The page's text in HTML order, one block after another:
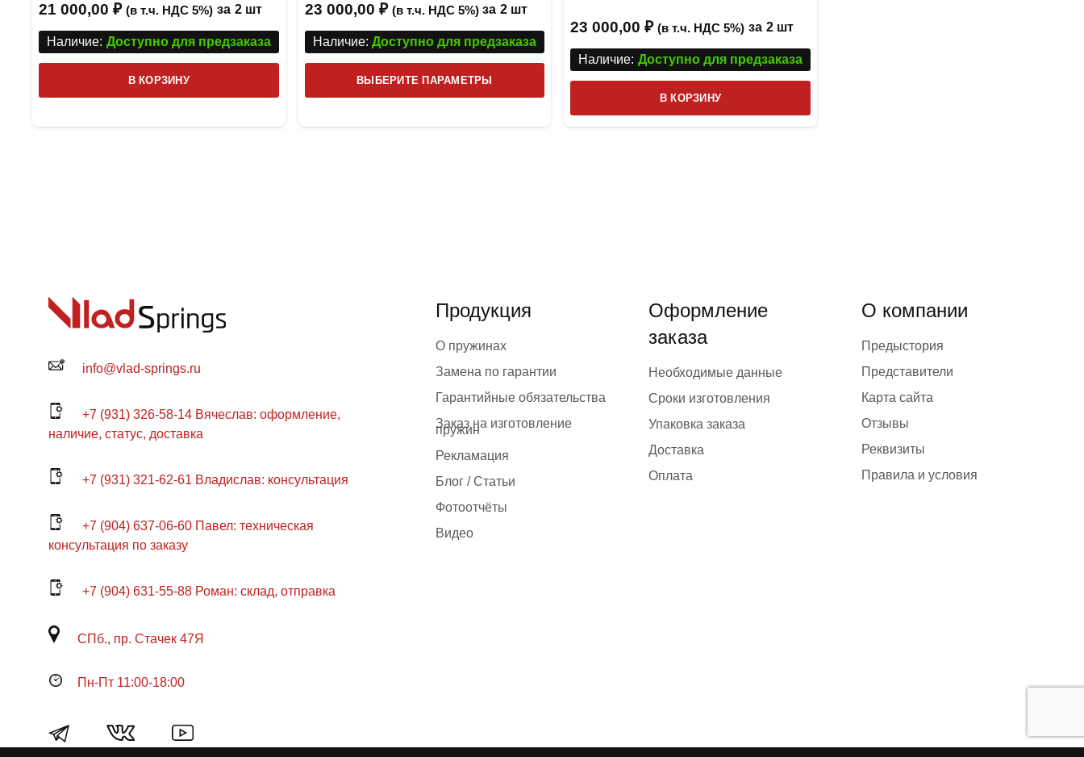
21 000,00 ₽ (в т.ч. НДС 5%) за 2 шт
Наличие: Доступно для предзаказа
В КОРЗИНУ
23 000,00 ₽ (в т.ч. НДС 5%) за 2 шт
Наличие: Доступно для предзаказа
ВЫБЕРИТЕ ПАРАМЕТРЫ
товар
имеет
23 000,00₽ (в т.ч. НДС 5%) за 2 шт
Наличие: Доступно для предзаказа
В КОРЗИНУ
info@vlad-springs.ru
+7 (931) 326-58-14 Вячеслав: оформление,
наличие, статус, доставка
+7 (931) 321-62-61 Владислав: консультация
+7 (904) 637-06-60 Павел: техническая
консультация по заказу
+7 (904) 631-55-88 Роман: склад, отправка
СПб., пр. Стачек 47Я
Пн-Пт 11:00-18:00
Продукция
О пружинах
Замена по гарантии
Гарантийные обязательства
Заказ на изготовление
пружин
Рекламация
Блог / Статьи
Фотоотчёты
Видео
Оформление
заказа
Необходимые данные
Сроки изготовления
Упаковка заказа
Доставка
Оплата
О компании
Предыстория
Представители
Карта сайта
Отзывы
Реквизиты
Правила и условия